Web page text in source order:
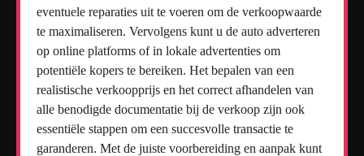
eventuele reparaties uit te voeren om de verkoopwaarde
te maximaliseren. Vervolgens kunt u de auto adverteren
op online platforms of in lokale advertenties om
potentiële kopers te bereiken. Het bepalen van een
realistische verkoopprijs en het correct afhandelen van
alle benodigde documentatie bij de verkoop zijn ook
essentiële stappen om een succesvolle transactie te
garanderen. Met de juiste voorbereiding en aanpak kunt